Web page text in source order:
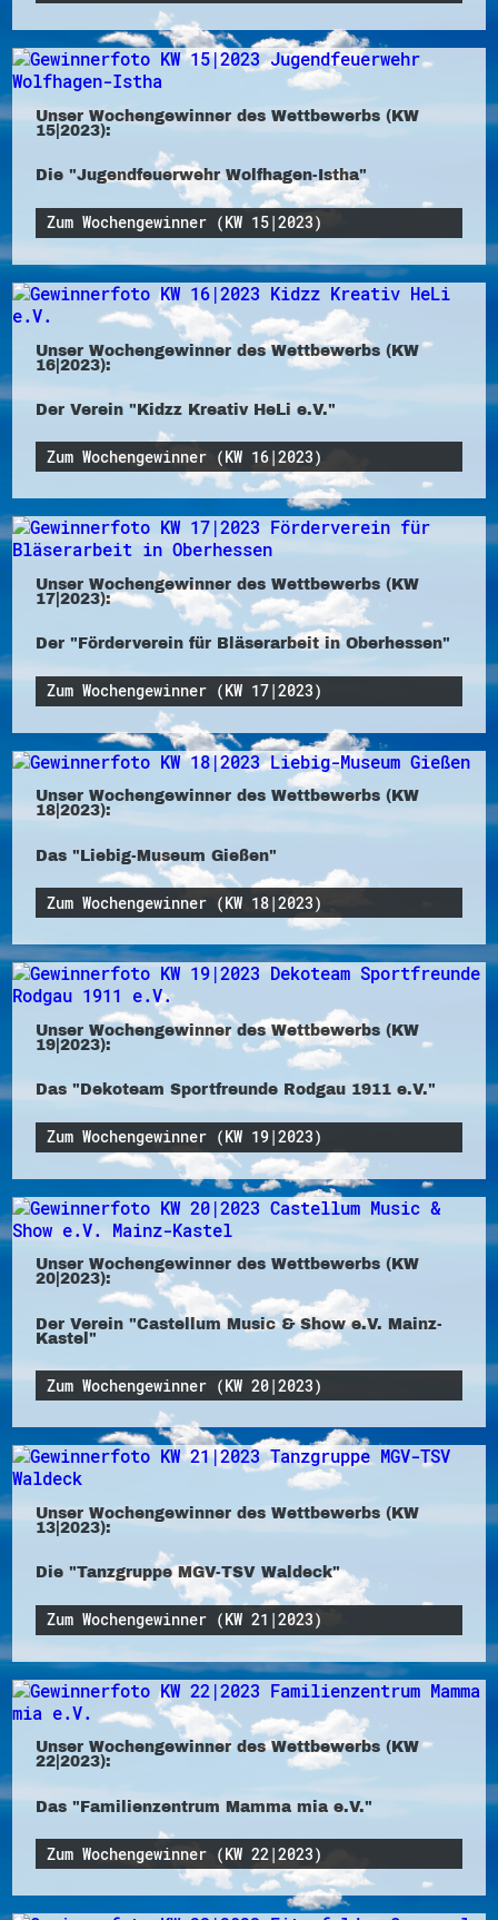
Unser Wochengewinner des Wettbewerbs (KW
15|2023):
Die "Jugendfeuerwehr Wolfhagen-Istha"
Zum Wochengewinner (KW 15|2023)
Unser Wochengewinner des Wettbewerbs (KW
16|2023):
Der Verein "Kidzz Kreativ HeLi e.V."
Zum Wochengewinner (KW 16|2023)
Unser Wochengewinner des Wettbewerbs (KW
17|2023):
Der "Förderverein für Bläserarbeit in Oberhessen"
Zum Wochengewinner (KW 17|2023)
Unser Wochengewinner des Wettbewerbs (KW
18|2023):
Das "Liebig-Museum Gießen"
Zum Wochengewinner (KW 18|2023)
Unser Wochengewinner des Wettbewerbs (KW
19|2023):
Das "Dekoteam Sportfreunde Rodgau 1911 e.V."
Zum Wochengewinner (KW 19|2023)
Unser Wochengewinner des Wettbewerbs (KW
20|2023):
Der Verein "Castellum Music & Show e.V. Mainz-
Kastel"
Zum Wochengewinner (KW 20|2023)
Unser Wochengewinner des Wettbewerbs (KW
13|2023):
Die "Tanzgruppe MGV-TSV Waldeck"
Zum Wochengewinner (KW 21|2023)
Unser Wochengewinner des Wettbewerbs (KW
22|2023):
Das "Familienzentrum Mamma mia e.V."
Zum Wochengewinner (KW 22|2023)